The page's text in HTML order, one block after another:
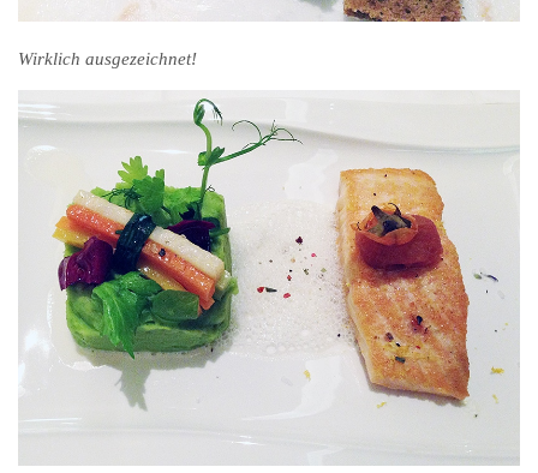
Wirklich ausgezeichnet!